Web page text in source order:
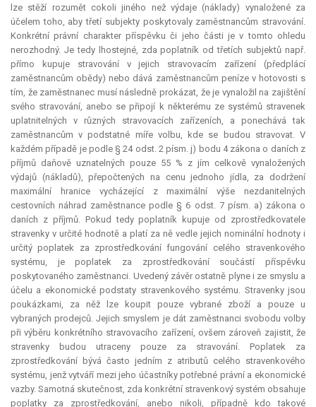
lze stěží rozumět cokoli jiného než výdaje (náklady) vynaložené za
účelem toho, aby třetí subjekty poskytovaly zaměstnancům stravování.
Konkrétní právní charakter příspěvku či jeho části je v tomto ohledu
nerozhodný. Je tedy lhostejné, zda poplatník od třetích subjektů např.
přímo kupuje stravování v jejich stravovacím zařízení (předplácí
zaměstnancům obědy) nebo dává zaměstnancům peníze v hotovosti s
tím, že zaměstnanec musí následně prokázat, že je vynaložil na zajištění
svého stravování, anebo se připojí k některému ze systémů stravenek
uplatnitelných v různých stravovacích zařízeních, a ponechává tak
zaměstnancům v podstatné míře volbu, kde se budou stravovat. V
každém případě je podle § 24 odst. 2 písm. j) bodu 4 zákona o daních z
příjmů daňově uznatelných pouze 55 % z jím celkově vynaložených
výdajů (nákladů), přepočtených na cenu jednoho jídla, za dodržení
maximální hranice vycházející z maximální výše nezdanitelných
cestovních náhrad zaměstnance podle § 6 odst. 7 písm. a) zákona o
daních z příjmů. Pokud tedy poplatník kupuje od zprostředkovatele
stravenky v určité hodnotě a platí za ně vedle jejich nominální hodnoty i
určitý poplatek za zprostředkování fungování celého stravenkového
systému, je poplatek za zprostředkování součástí příspěvku
poskytovaného zaměstnanci. Uvedený závěr ostatně plyne i ze smyslu a
účelu a ekonomické podstaty stravenkového systému. Stravenky jsou
poukázkami, za něž lze koupit pouze vybrané zboží a pouze u
vybraných prodejců. Jejich smyslem je dát zaměstnanci svobodu volby
při výběru konkrétního stravovacího zařízení, ovšem zároveň zajistit, že
stravenky budou utraceny pouze za stravování. Poplatek za
zprostředkování bývá často jedním z atributů celého stravenkového
systému, jenž vytváří mezi jeho účastníky potřebné právní a ekonomické
vazby. Samotná skutečnost, zda konkrétní stravenkový systém obsahuje
poplatky za zprostředkování, anebo nikoli, případně kdo takové